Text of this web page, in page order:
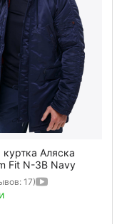
Аляска
Fit N-3B Navy
17)